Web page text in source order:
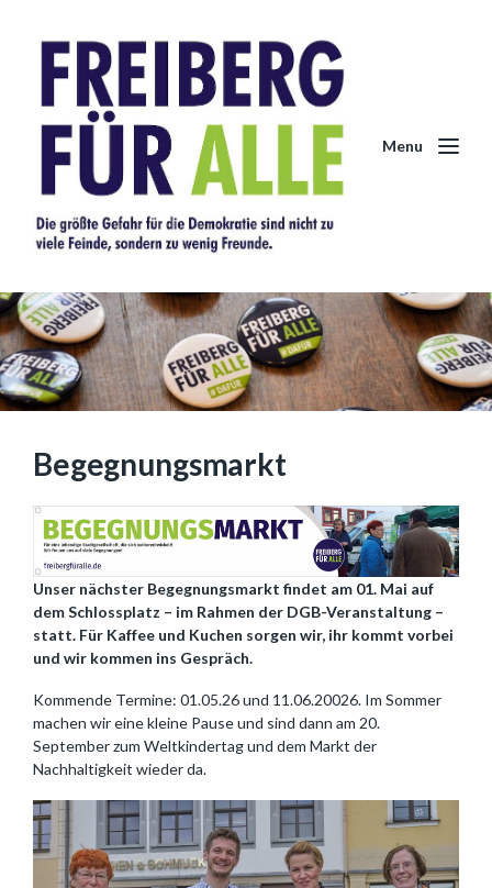
Menu
Begegnungsmarkt
Unser nächster Begegnungsmarkt findet am 01. Mai auf
dem Schlossplatz – im Rahmen der DGB-Veranstaltung –
statt. Für Kaffee und Kuchen sorgen wir, ihr kommt vorbei
und wir kommen ins Gespräch.
Kommende Termine: 01.05.26 und 11.06.20026. Im Sommer
machen wir eine kleine Pause und sind dann am 20.
September zum Weltkindertag und dem Markt der
Nachhaltigkeit wieder da.